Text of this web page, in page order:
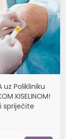
uz Polikliniku
KISELINOM!
spriječite